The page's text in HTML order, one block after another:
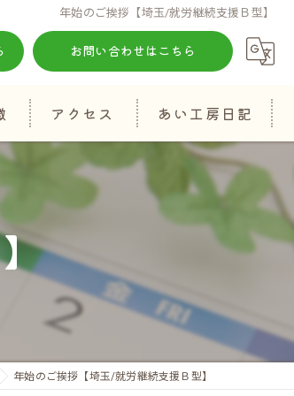
年始のご挨拶【埼玉/就労継続支援Ｂ型】
お問い合わせはこちら
アクセス あい工房日記
年始のご挨拶【埼玉/就労継続支援Ｂ型】